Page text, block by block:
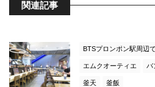
関連記事
BTSプロンポン駅周辺
エムクオーティエ バ
釜天 釜飯